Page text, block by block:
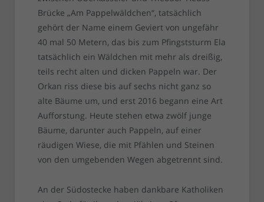
Brücke „Am Pappelwäldchen“, tatsächlich
gehört der Name einem Geviert von ungefähr
40 mal 50 Metern, das bis zum Pfingststurm Ela
tatsächlich ein Wäldchen mit mehr als dreißig,
teils recht alten und dicken Pappeln war. Der
Orkan riss diese bis auf sechs nicht ganz so
alte Bäume um, und erst 2016 begann eine Art
Aufforstung. Heute stehen etwa zwölf junge
Bäume, darunter auch Pappeln, auf einer
räudigen Wiese, die mit Pfählen und Steinen
von den umgebenden Wegen abgetrennt sind.
An der Südostecke haben dankbare Katholiken